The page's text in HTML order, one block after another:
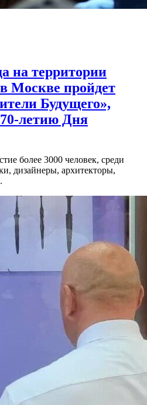
на территории
Москве пройдет
Будущего»,
летию Дня
более 3000 человек, среди
дизайнеры, архитекторы,